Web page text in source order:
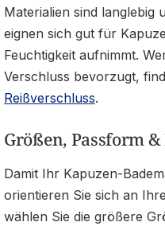
Materialien sind langlebig
eignen sich gut für
Feuchtigkeit aufnimmt.
Verschluss bevorzugt,
Reißverschluss.
Größen, Passform &
Damit Ihr Kapuzen-
orientieren Sie sich an
wählen Sie die größere